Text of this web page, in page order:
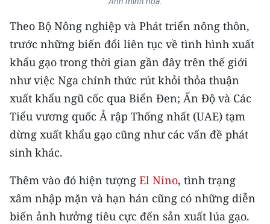
KIỂM CHỨNG THÔNG TIN
TRI THỨC CHUYÊN SÂU
54 DÂN TỘC VIỆT NAM
CHƯƠNG TRÌNH OCOP - MỖI XÃ
MỘT SẢN PHẨM
RADIO
MEDIA CENTER
Theo Bộ Nông nghiệp và Phát triển nông thôn,
trước những biến đổi liên tục về tình hình xuất
khẩu gạo trong thời gian gần đây trên thế giới
như việc Nga chính thức rút khỏi thỏa thuận
xuất khẩu ngũ cốc qua Biển Đen; Ấn Độ và Các
Tiểu vương quốc Ả rập Thống nhất (UAE) tạm
dừng xuất khẩu gạo cũng như các vấn đề phát
sinh khác.
Thêm vào đó hiện tượng El Nino, tình trạng
xâm nhập mặn và hạn hán cũng có những diễn
biến ảnh hưởng tiêu cực đến sản xuất lúa gạo.